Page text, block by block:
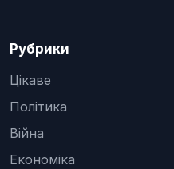
Рубрики
Цікаве
Політика
Війна
Економіка